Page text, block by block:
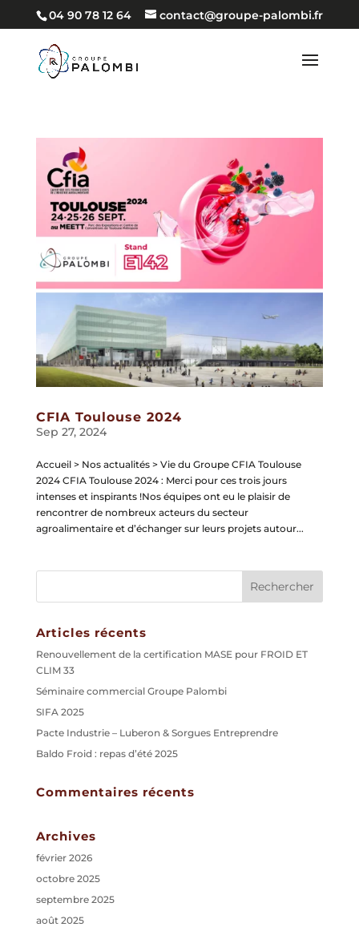
04 90 78 12 64 contact@groupe-palombi.fr
CFIA Toulouse 2024
Sep 27, 2024
Accueil > Nos actualités > Vie du Groupe CFIA Toulouse
2024 CFIA Toulouse 2024 : Merci pour ces trois jours
intenses et inspirants !Nos équipes ont eu le plaisir de
rencontrer de nombreux acteurs du secteur
agroalimentaire et d’échanger sur leurs projets autour...
Articles récents
Renouvellement de la certification MASE pour FROID ET
CLIM 33
Séminaire commercial Groupe Palombi
SIFA 2025
Pacte Industrie – Luberon & Sorgues Entreprendre
Baldo Froid : repas d’été 2025
Commentaires récents
Archives
février 2026
octobre 2025
septembre 2025
août 2025